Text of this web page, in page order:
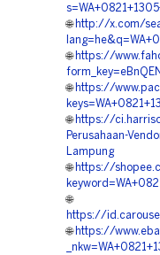
🌐 http://x.com/
🌐 https://
🌐 https://
🌐 https://
Perusahaan-
Lampung
🌐 https://
🌐
https://
🌐 https://